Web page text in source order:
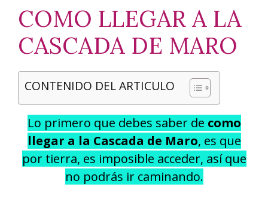
COMO LLEGAR A LA
CASCADA DE MARO
CONTENIDO DEL ARTICULO
Lo primero que debes saber de como
llegar a la Cascada de Maro, es que
por tierra, es imposible acceder, así que
no podrás ir caminando.